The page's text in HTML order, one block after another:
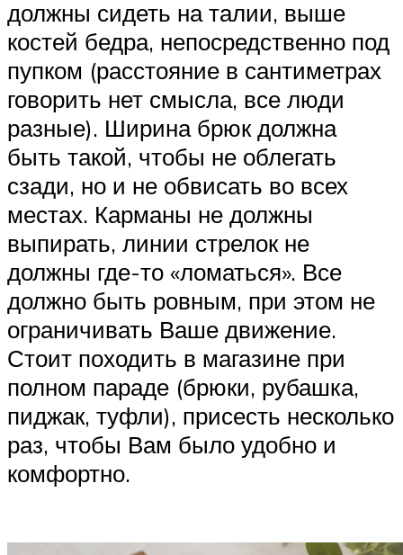
должны сидеть на талии, выше
костей бедра, непосредственно под
пупком (расстояние в сантиметрах
говорить нет смысла, все люди
разные). Ширина брюк должна
быть такой, чтобы не облегать
сзади, но и не обвисать во всех
местах. Карманы не должны
выпирать, линии стрелок не
должны где-то «ломаться». Все
должно быть ровным, при этом не
ограничивать Ваше движение.
Стоит походить в магазине при
полном параде (брюки, рубашка,
пиджак, туфли), присесть несколько
раз, чтобы Вам было удобно и
комфортно.